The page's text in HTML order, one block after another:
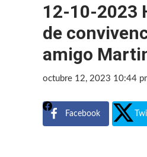
12-10-2023
de
amigo
octubre 12, 2023 10:44
Facebook